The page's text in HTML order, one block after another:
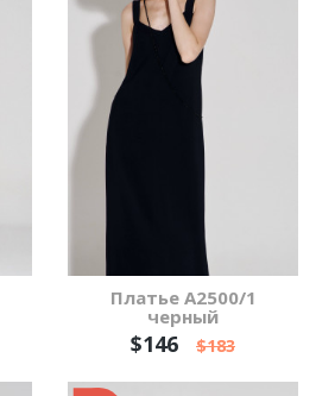
Платье А2500/1
черный
$146 $183